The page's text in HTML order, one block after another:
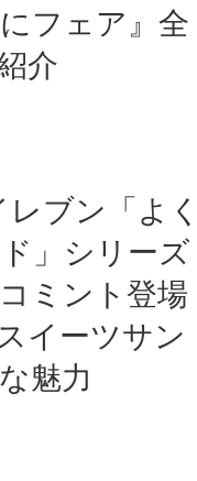
フェア』全
介
レブン「よく
」シリーズ
ミント登場
イーツサン
魅力